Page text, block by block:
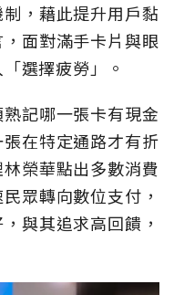
，藉此提升用戶黏
面對滿手卡片與眼
選擇疲勞」。
記哪一張卡有現金
在特定通路才有折
榮華點出多數消費
眾轉向數位支付，
與其追求高回饋，